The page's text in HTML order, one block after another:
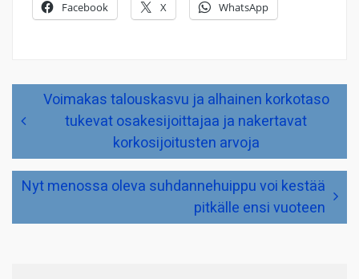
Facebook X WhatsApp
ArtikkelienVoimakas talouskasvu ja alhainen korkotaso
tukevat osakesijoittajaa ja nakertavat
korkosijoitusten arvoja
Nyt menossa oleva suhdannehuippu voi kestää
pitkälle ensi vuoteen